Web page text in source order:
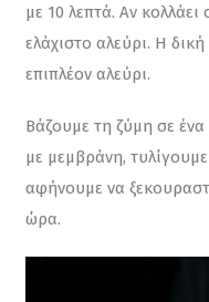
με 10 λεπτά. Αν
ελάχιστο αλεύρι. Η
επιπλέον αλεύρι.
Βάζουμε τη ζύμη σε
με μεμβράνη,
αφήνουμε να
ώρα.